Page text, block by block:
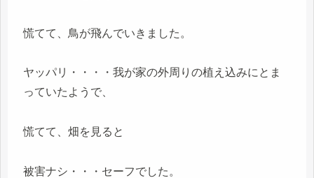
慌てて、鳥が飛んでいきました。
ヤッパリ・・・・我が家の外周りの植え込みにとま
っていたようで、
慌てて、畑を見ると
被害ナシ・・・セーフでした。